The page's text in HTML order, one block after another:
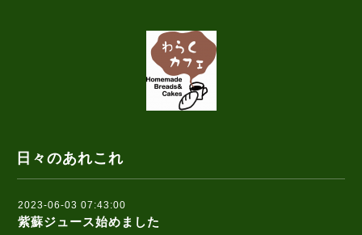
日々のあれこれ
2023-06-03 07:43:00
紫蘇ジュース始めました